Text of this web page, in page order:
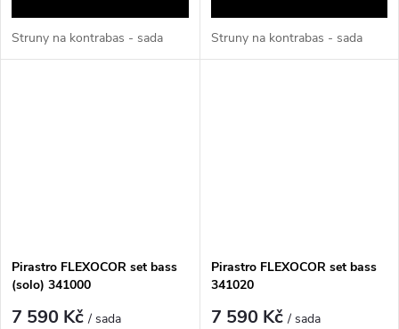
Struny na kontrabas - sada Struny na kontrabas - sada
Pirastro FLEXOCOR set bass
(solo) 341000
7 590 Kč/ sada
Pirastro FLEXOCOR set bass
341020
7 590 Kč/ sada